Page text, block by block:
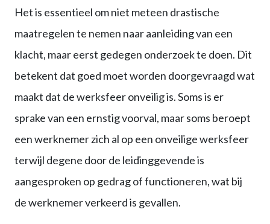
Het is essentieel om niet meteen drastische
maatregelen te nemen naar aanleiding van een
klacht, maar eerst gedegen onderzoek te doen. Dit
betekent dat goed moet worden doorgevraagd wat
maakt dat de werksfeer onveilig is. Soms is er
sprake van een ernstig voorval, maar soms beroept
een werknemer zich al op een onveilige werksfeer
terwijl degene door de leidinggevende is
aangesproken op gedrag of functioneren, wat bij
de werknemer verkeerd is gevallen.